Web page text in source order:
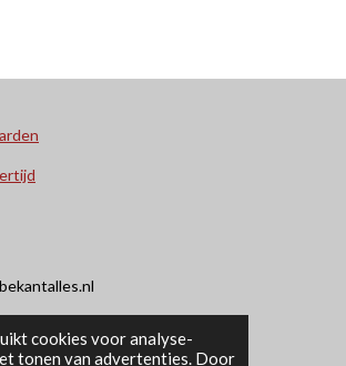
cookies voor analyse-
tonen van advertenties. Door